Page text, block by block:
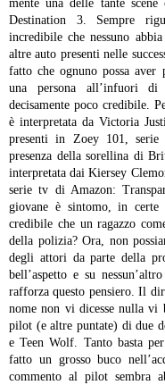
mente una delle tante
Destination 3. Sempre
incredibile che nessuno
altre auto presenti nelle
fatto che ognuno possa aver
una persona all’infuori
decisamente poco credibile.
è interpretata da Victoria
presenti in Zoey 101, serie
presenza della sorellina di
interpretata dai Kiersey
serie tv di Amazon:
giovane è sintomo, in certe
credibile che un ragazzo
della polizia? Ora, non
degli attori da parte della
bell’aspetto e su
rafforza questo pensiero. Il
nome non vi dicesse nulla vi
pilot (e altre puntate) di due
e Teen Wolf. Tanto basta
fatto un grosso buco
commento al pilot sembra